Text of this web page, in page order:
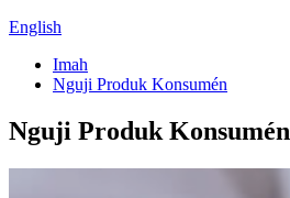
English
Imah
Nguji Produk Konsumén
Nguji Produk Konsumén